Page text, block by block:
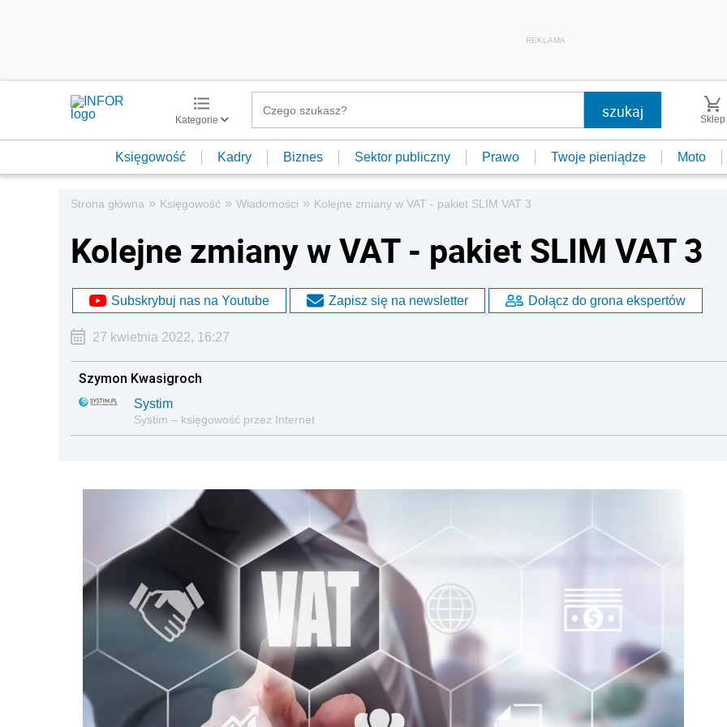
REKLAMA
Kategorie Sklep
Księgowość Kadry Biznes Sektor publiczny Prawo Twoje pieniądze Moto
Strona główna » Księgowość » Wiadomości » Kolejne zmiany w VAT - pakiet SLIM VAT 3
Kolejne zmiany w VAT - pakiet SLIM VAT 3
Subskrybuj nas na Youtube Zapisz się na newsletter Dołącz do grona ekspertów
27 kwietnia 2022, 16:27
Szymon Kwasigroch
Systim
Systim – księgowość przez Internet